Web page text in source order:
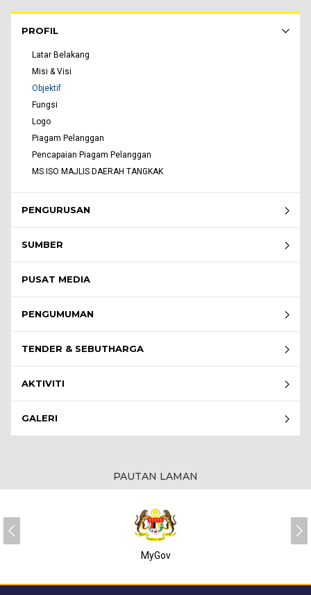
PROFIL
Latar Belakang
Misi & Visi
Objektif
Fungsi
Logo
Piagam Pelanggan
Pencapaian Piagam Pelanggan
MS ISO MAJLIS DAERAH TANGKAK
PENGURUSAN
SUMBER
PUSAT MEDIA
PENGUMUMAN
TENDER & SEBUTHARGA
AKTIVITI
GALERI
PAUTAN LAMAN
MyGov